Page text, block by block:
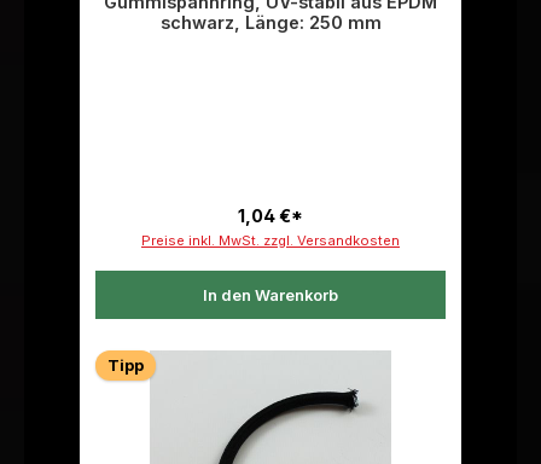
schwarz, Länge: 250 mm
1,04 €*
Preise inkl. MwSt. zzgl. Versandkosten
In den Warenkorb
Tipp